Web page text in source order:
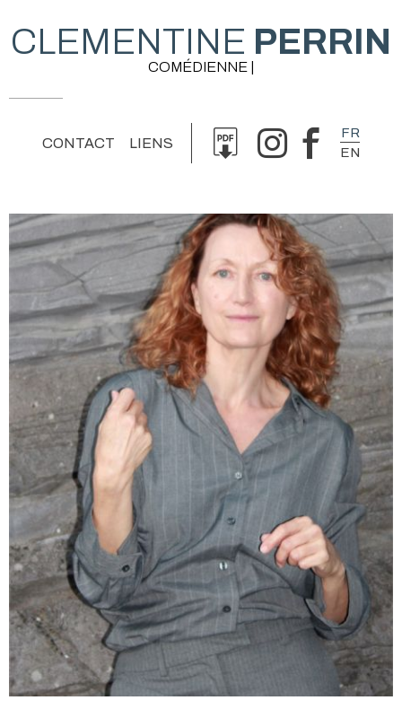
CLEMENTINE PERRIN
COMÉDIENNE |
CONTACT LIENS
FR
EN